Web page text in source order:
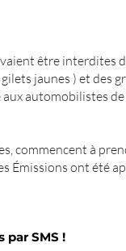
être interdites
jaunes ) et des
automobilistes
commencent à
Émissions ont été
par SMS !